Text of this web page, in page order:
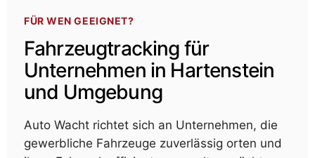
FÜR WEN GEEIGNET?
Fahrzeugtracking für
Unternehmen in Hartenstein
und Umgebung
Auto Wacht richtet sich an Unternehmen, die
gewerbliche Fahrzeuge zuverlässig orten und